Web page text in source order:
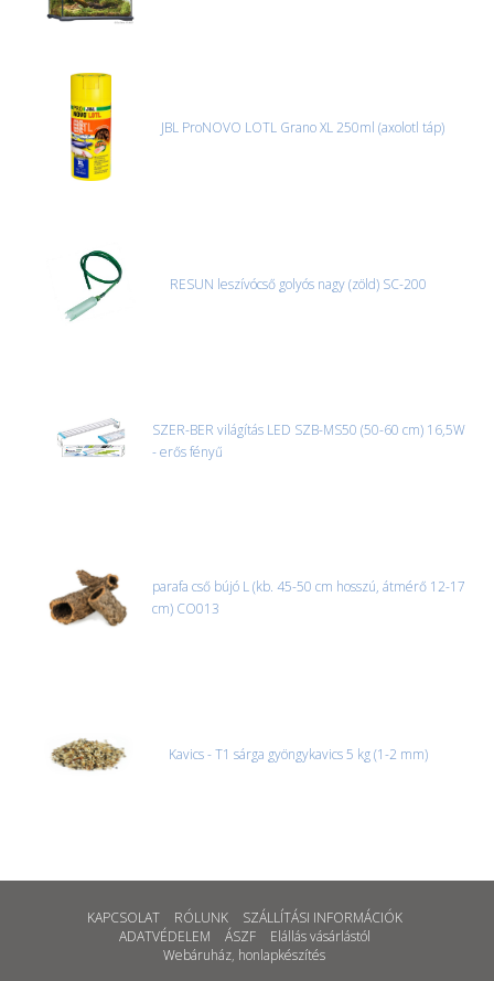
JBL ProNOVO LOTL Grano XL 250ml (axolotl táp)
RESUN leszívócső golyós nagy (zöld) SC-200
SZER-BER világítás LED SZB-MS50 (50-60 cm) 16,5W
- erős fényű
parafa cső bújó L (kb. 45-50 cm hosszú, átmérő 12-17
cm) CO013
Kavics - T1 sárga gyöngykavics 5 kg (1-2 mm)
KAPCSOLAT RÓLUNK
SZÁLLÍTÁSI INFORMÁCIÓK
ADATVÉDELEM
ÁSZF
Elállás vásárlástól
Webáruház, honlapkészítés